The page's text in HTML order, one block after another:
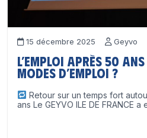
15 décembre 2025 Geyvo
L’emploi après 50
modes d’emploi ?
Retour sur un temps fort
ans Le GEYVO ILE DE FRANCE